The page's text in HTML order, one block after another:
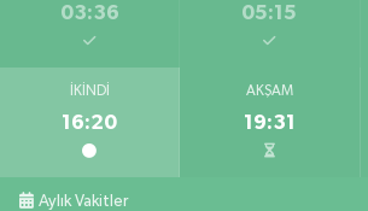
03:36 05:15
İKINDI
16:20
AKŞAM
19:31
Aylık Vakitler